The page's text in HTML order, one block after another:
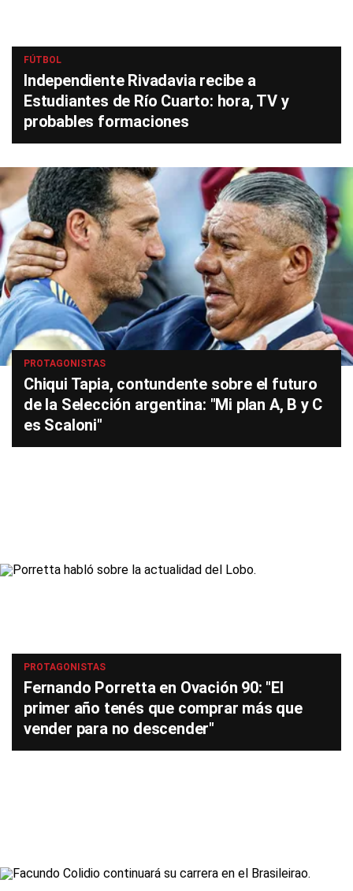
FÚTBOL
Independiente Rivadavia recibe a
Estudiantes de Río Cuarto: hora, TV y
probables formaciones
PROTAGONISTAS
Chiqui Tapia, contundente sobre el futuro
de la Selección argentina: "Mi plan A, B y C
es Scaloni"
PROTAGONISTAS
Fernando Porretta en Ovación 90: "El
primer año tenés que comprar más que
vender para no descender"